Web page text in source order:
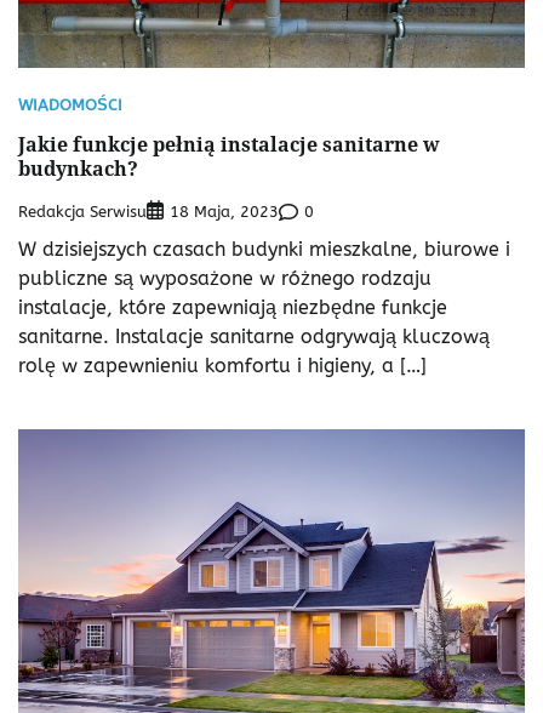
WIADOMOŚCI
Jakie funkcje pełnią instalacje sanitarne w
budynkach?
Redakcja Serwisu 18 Maja, 2023 0
W dzisiejszych czasach budynki mieszkalne, biurowe i
publiczne są wyposażone w różnego rodzaju
instalacje, które zapewniają niezbędne funkcje
sanitarne. Instalacje sanitarne odgrywają kluczową
rolę w zapewnieniu komfortu i higieny, a […]